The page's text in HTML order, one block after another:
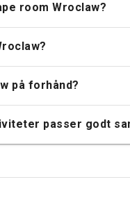
room Wroclaw?
på forhånd?
passer godt